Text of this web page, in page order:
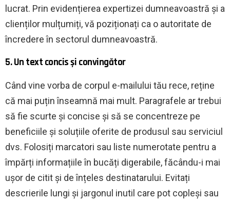
lucrat. Prin evidențierea expertizei dumneavoastră și a
clienților mulțumiți, vă poziționați ca o autoritate de
încredere în sectorul dumneavoastră.
5. Un text concis și convingător
Când vine vorba de corpul e-mailului tău rece, reține
că mai puțin înseamnă mai mult. Paragrafele ar trebui
să fie scurte și concise și să se concentreze pe
beneficiile și soluțiile oferite de produsul sau serviciul
dvs. Folosiți marcatori sau liste numerotate pentru a
împărți informațiile în bucăți digerabile, făcându-i mai
ușor de citit și de înțeles destinatarului. Evitați
descrierile lungi și jargonul inutil care pot copleși sau